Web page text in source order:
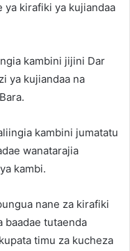
ya kirafiki ya kujiandaa
kambini jijini Dar
ya kujiandaa na
kambini jumatatu
wanatarajia
kambi.
nane za kirafiki
baadae tutaenda
timu za kucheza